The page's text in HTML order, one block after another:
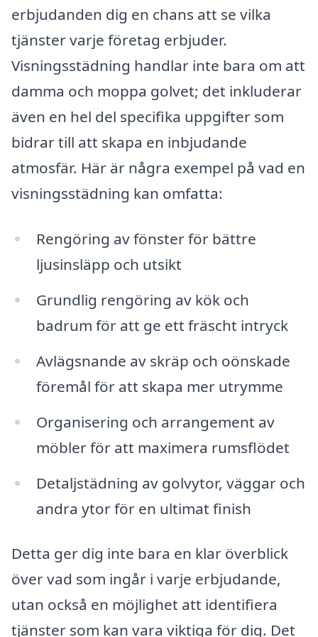
erbjudanden dig en chans att se vilka
tjänster varje företag erbjuder.
Visningsstädning handlar inte bara om att
damma och moppa golvet; det inkluderar
även en hel del specifika uppgifter som
bidrar till att skapa en inbjudande
atmosfär. Här är några exempel på vad en
visningsstädning kan omfatta:
Rengöring av fönster för bättre
ljusinsläpp och utsikt
Grundlig rengöring av kök och
badrum för att ge ett fräscht intryck
Avlägsnande av skräp och oönskade
föremål för att skapa mer utrymme
Organisering och arrangement av
möbler för att maximera rumsflödet
Detaljstädning av golvytor, väggar och
andra ytor för en ultimat finish
Detta ger dig inte bara en klar överblick
över vad som ingår i varje erbjudande,
utan också en möjlighet att identifiera
tjänster som kan vara viktiga för dig. Det